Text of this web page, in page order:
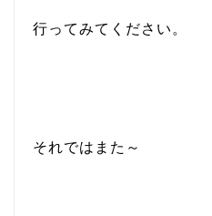
行ってみてください。
それではまた～